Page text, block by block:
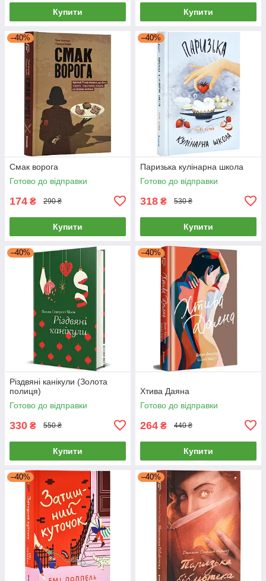
Купити Купити
–40%
Смак ворога
Готово до відправки
174 ₴ 290 ₴
Купити
–40%
Паризька кулінарна школа
Готово до відправки
318 ₴ 530 ₴
Купити
–40%
Різдвяні канікули (Золота
полиця)
Готово до відправки
330 ₴ 550 ₴
Купити
–40%
Хтива Даяна
Готово до відправки
264 ₴ 440 ₴
Купити
–40% –40%